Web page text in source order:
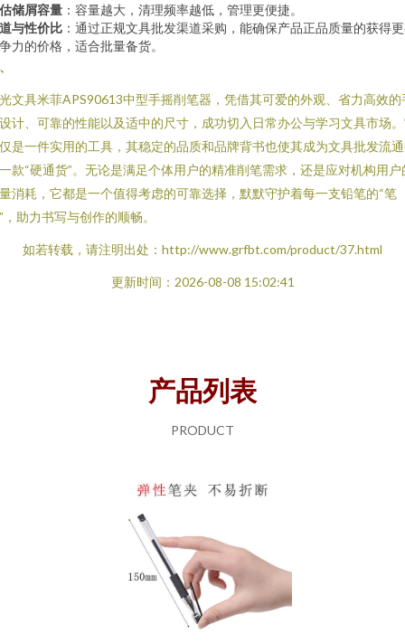
储屑容量 ：容量越大，清理频率越低，管理更便捷。
与性价比 ：通过正规文具批发渠道采购，能确保产品正品质量的获得
力的价格，适合批量备货。
文具米菲APS90613中型手摇削笔器，凭借其可爱的外观、省力高效的
计、可靠的性能以及适中的尺寸，成功切入日常办公与学习文具市场
是一件实用的工具，其稳定的品质和品牌背书也使其成为文具批发流
款“硬通货”。无论是满足个体用户的精准削笔需求，还是应对机构用户
消耗，它都是一个值得考虑的可靠选择，默默守护着每一支铅笔的“笔
，助力书写与创作的顺畅。
如若转载，请注明出处：http://www.grfbt.com/product/37.html
更新时间：2026-08-08 15:02:41
产品列表
PRODUCT